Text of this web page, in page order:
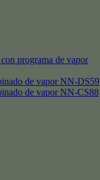
programa de vapor
de vapor NN-DS59
de vapor NN-CS88